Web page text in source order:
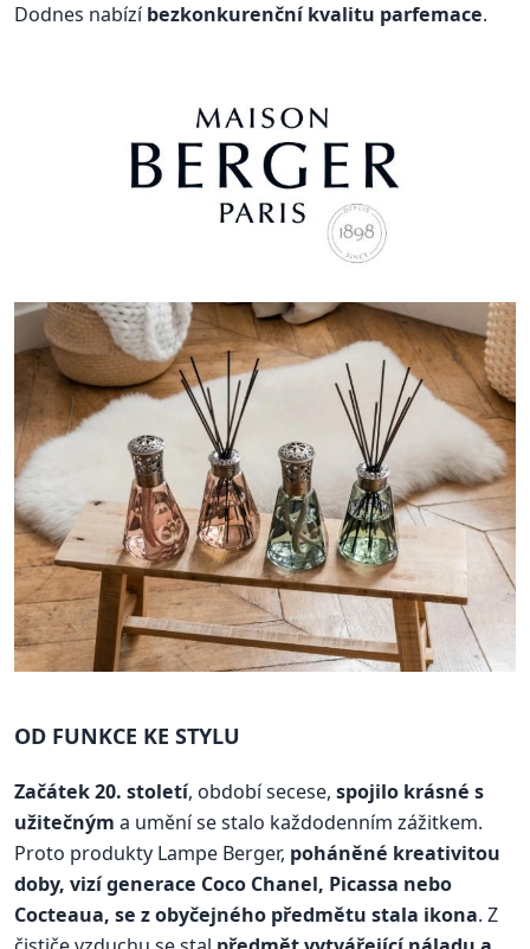
Dodnes nabízíbezkonkurenční kvalitu parfemace.
OD FUNKCE KE STYLU
Začátek 20. století, období secese, spojilo krásné s
užitečným a umění se stalo každodenním zážitkem.
Proto produkty Lampe Berger, poháněné kreativitou
doby, vizí generace Coco Chanel, Picassa nebo
Cocteaua, se z obyčejného předmětu stala ikona. Z